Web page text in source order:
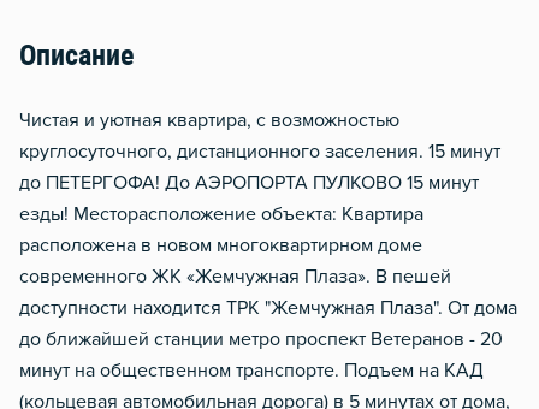
Описание
Чистая и уютная квартира, с возможностью
круглосуточного, дистанционного заселения. 15 минут
до ПЕТЕРГОФА! До АЭРОПОРТА ПУЛКОВО 15 минут
езды! Месторасположение объекта: Квартира
расположена в новом многоквартирном доме
современного ЖК «Жемчужная Плаза». В пешей
доступности находится ТРК "Жемчужная Плаза". От дома
до ближайшей станции метро проспект Ветеранов - 20
минут на общественном транспорте. Подъем на КАД
(кольцевая автомобильная дорога) в 5 минутах от дома,